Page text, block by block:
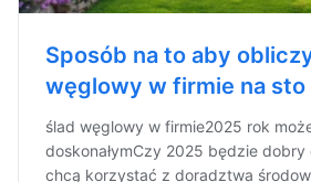
Sposób na to aby
węglowy w firmie na
ślad węglowy w firmie2025 rok
doskonałymCzy 2025 będzie
chcą korzystać z doradztwa